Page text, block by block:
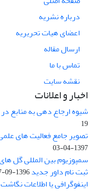
درباره نشریه
اعضای هیات تحریریه
ارسال مقاله
تماس با ما
نقشه سایت
اخبار و اعلانات
شیوه ارجاع دهی به منابع
19
تصویر جامع فعالیت های
1397-04-03
سمپوزیوم بین المللی گل
ثبت نام داور جدید1396-09-27
اینفوگرافی یا اطلاعات